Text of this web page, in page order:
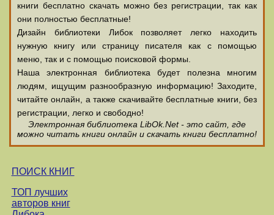
книги бесплатно скачать можно без регистрации, так как
они полностью бесплатные!
Дизайн библиотеки Либок позволяет легко находить
нужную книгу или страницу писателя как с помощью
меню, так и с помощью поисковой формы.
Наша электронная библиотека будет полезна многим
людям, ищущим разнообразную информацию! Заходите,
читайте онлайн, а также скачивайте бесплатные книги, без
регистрации, легко и свободно!
Электронная библиотека LibOk.Net - это сайт, где
можно читать книги онлайн и скачать книги бесплатно!
ПОИСК КНИГ
ТОП лучших
авторов книг